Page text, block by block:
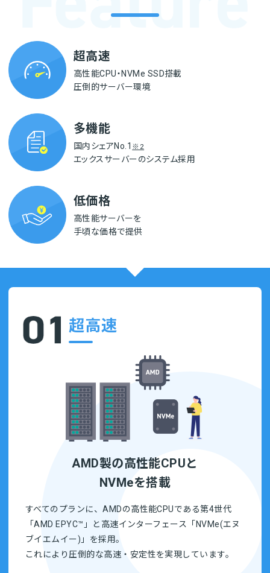
超高速
高性能CPU・NVMe SSD搭載
圧倒的サーバー環境
多機能
国内シェアNo.1 ※2
エックスサーバーのシステム採用
低価格
高性能サーバーを
手頃な価格で提供
超高速
AMD製の高性能CPUと
NVMeを搭載
すべてのプランに、AMDの高性能CPUである第4世代
「AMD EPYC™」と高速インターフェース「NVMe(エヌ
ブイエムイー)」を採用。
これにより圧倒的な高速・安定性を実現しています。